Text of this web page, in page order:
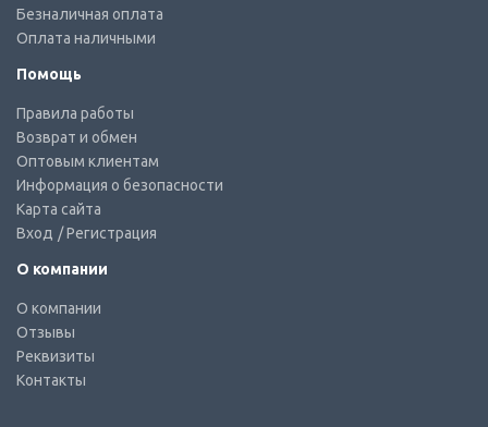
Безналичная оплата
Оплата наличными
Помощь
Правила работы
Возврат и обмен
Оптовым клиентам
Информация о безопасности
Карта сайта
Вход / Регистрация
О компании
О компании
Отзывы
Реквизиты
Контакты